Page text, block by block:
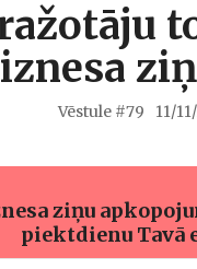
Vēstule #79 11/
ziņu
piektdienu Tavā